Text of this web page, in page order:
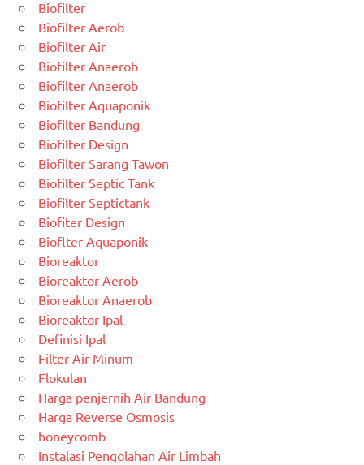
Biofilter
Biofilter Aerob
Biofilter Air
Biofilter Anaerob
Biofilter Anaerob
Biofilter Aquaponik
Biofilter Bandung
Biofilter Design
Biofilter Sarang Tawon
Biofilter Septic Tank
Biofilter Septictank
Biofiter Design
Bioflter Aquaponik
Bioreaktor
Bioreaktor Aerob
Bioreaktor Anaerob
Bioreaktor Ipal
Definisi Ipal
Filter Air Minum
Flokulan
Harga penjernih Air Bandung
Harga Reverse Osmosis
honeycomb
Instalasi Pengolahan Air Limbah